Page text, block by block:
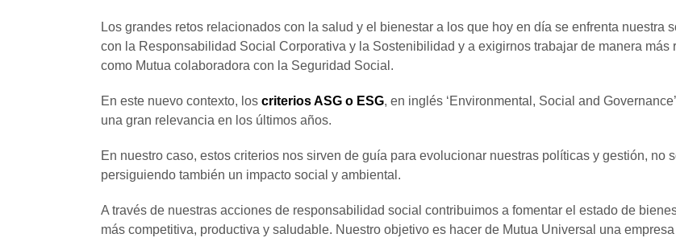
Los grandes retos relacionados con la salud y el bienestar a los que hoy en día se enfrenta nuestra
con la Responsabilidad Social Corporativa y la Sostenibilidad y a exigirnos trabajar de manera
como Mutua colaboradora con la Seguridad Social.
En este nuevo contexto, los criterios ASG o ESG, en inglés ‘Environmental, Social and
una gran relevancia en los últimos años.
En nuestro caso, estos criterios nos sirven de guía para evolucionar nuestras políticas y gestión, no
persiguiendo también un impacto social y ambiental.
A través de nuestras acciones de responsabilidad social contribuimos a fomentar el estado de
más competitiva, productiva y saludable. Nuestro objetivo es hacer de Mutua Universal una